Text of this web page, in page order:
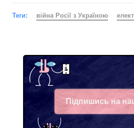
Теги: війна Росії з Україною
Підпишись на
Facebook